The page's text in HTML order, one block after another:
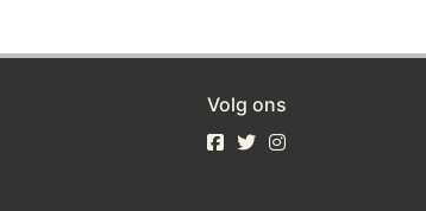
Volg ons